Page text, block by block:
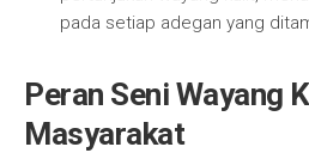
pada setiap adegan yang
Peran Seni Wayang
Masyarakat